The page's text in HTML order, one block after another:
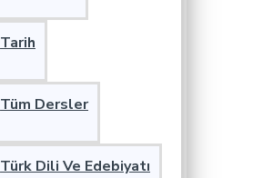
Tarih
Tüm Dersler
Türk Dili Ve Edebiyatı